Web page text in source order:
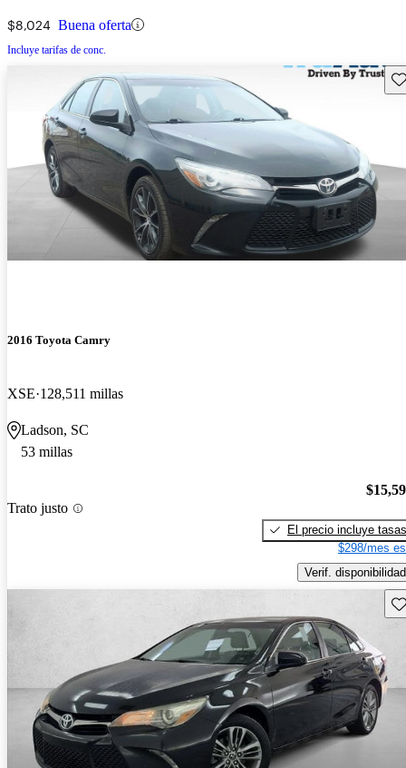
$8,024 Buena oferta
Incluye tarifas de conc.
2016 Toyota Camry
XSE 128,511 millas
Ladson, SC
53 millas
Trato justo
El precio incluye tasas
$298/mes
Verif. disponibilidad